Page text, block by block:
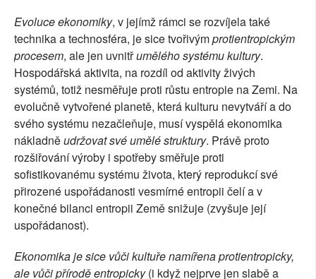
Evoluce ekonomiky, v jejímž rámci se rozvíjela také
technika a technosféra, je sice tvořivýmprotientropickým
procesem, ale jen uvnitřumělého systému kultury.
Hospodářská aktivita, na rozdíl od aktivity živých
systémů, totiž nesměřuje proti růstu entropie na Zemi. Na
evolučně vytvořené planetě, která kulturu nevytváří a do
svého systému nezačleňuje, musí vyspělá ekonomika
nákladněudržovat své umělé struktury. Právě proto
rozšiřování výroby i spotřeby směřuje proti
sofistikovanému systému života, který reprodukcí své
přirozené uspořádanosti vesmírné entropii čelí a v
konečné bilanci entropii Země snižuje (zvyšuje její
uspořádanost).
Ekonomika je sice vůči kultuře namířena protientropicky,
ale vůči přírodě entropicky(i když nejprve jen slabě a